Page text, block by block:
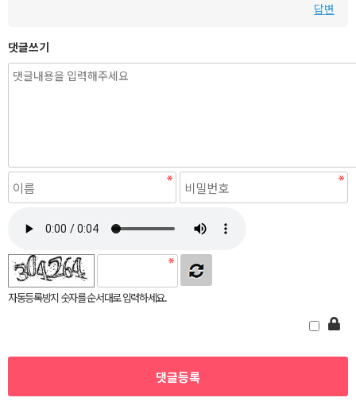
답변
댓글쓰기
자동등록방지 숫자를 순서대로 입력하세요.